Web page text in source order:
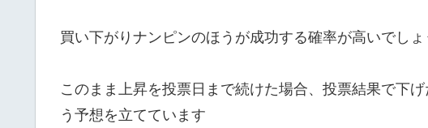
買い下がりナンピンのほうが成功する確率が高いでしょ
このまま上昇を投票日まで続けた場合、投票結果で下
う予想を立てています